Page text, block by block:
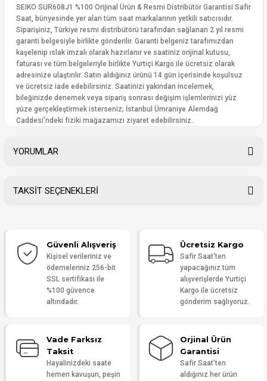
SEIKO SUR608J1 %100 Orijinal Ürün & Resmi Distribütör Garantisi Safir
Saat, bünyesinde yer alan tüm saat markalarının yetkili satıcısıdır.
Siparişiniz, Türkiye resmi distribütörü tarafından sağlanan 2 yıl resmi
garanti belgesiyle birlikte gönderilir. Garanti belgeniz tarafımızdan
kaşelenip ıslak imzalı olarak hazırlanır ve saatiniz orijinal kutusu,
faturası ve tüm belgeleriyle birlikte Yurtiçi Kargo ile ücretsiz olarak
adresinize ulaştırılır. Satın aldığınız ürünü 14 gün içerisinde koşulsuz
ve ücretsiz iade edebilirsiniz. Saatinizi yakından incelemek,
bileğinizde denemek veya sipariş sonrası değişim işlemlerinizi yüz
yüze gerçekleştirmek isterseniz; İstanbul Ümraniye Alemdağ
Caddesi’ndeki fiziki mağazamızı ziyaret edebilirsiniz.
YORUMLAR
Yorum Yaz
TAKSİT SEÇENEKLERİ
Güvenli Alışveriş
Kişisel verileriniz ve
ödemeleriniz 256-bit
SSL sertifikası ile
%100 güvence
altındadır.
Ücretsiz Kargo
Safir Saat'ten
yapacağınız tüm
alışverişlerde Yurtiçi
Kargo ile ücretsiz
gönderim sağlıyoruz.
Vade Farksız
Taksit
Hayalinizdeki saate
hemen kavuşun, peşin
Orjinal Ürün
Garantisi
Safir Saat'ten
aldığınız her ürün